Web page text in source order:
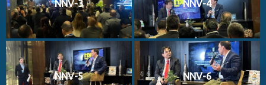
NNV-3 NNV-4
NNV-5 NNV-6